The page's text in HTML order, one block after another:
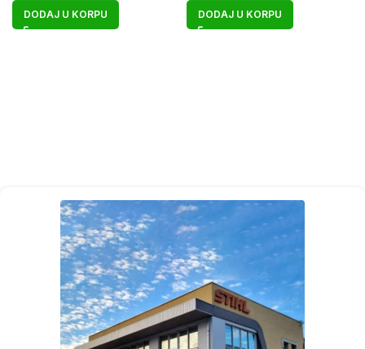
DODAJ U KORPU DODAJ U KORPU